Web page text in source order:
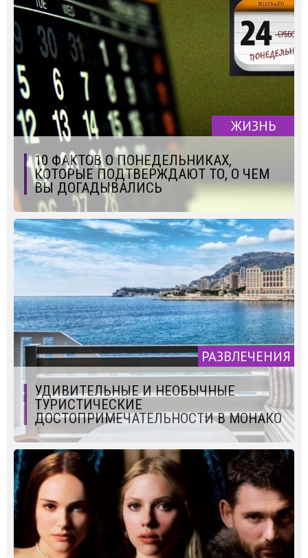
ЖИЗНЬ
10 ФАКТОВ О ПОНЕДЕЛЬНИКАХ,
КОТОРЫЕ ПОДТВЕРЖДАЮТ ТО, О ЧЕМ
ВЫ ДОГАДЫВАЛИСЬ
РАЗВЛЕЧЕНИЯ
УДИВИТЕЛЬНЫЕ И НЕОБЫЧНЫЕ
ТУРИСТИЧЕСКИЕ
ДОСТОПРИМЕЧАТЕЛЬНОСТИ В МОНАКО